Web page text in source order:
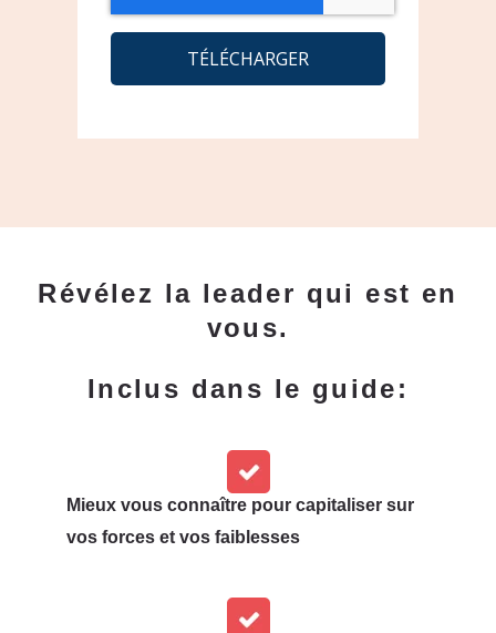
Révélez la leader qui est en
vous.
Inclus dans le guide:
Mieux vous connaître pour capitaliser sur
vos forces et vos faiblesses